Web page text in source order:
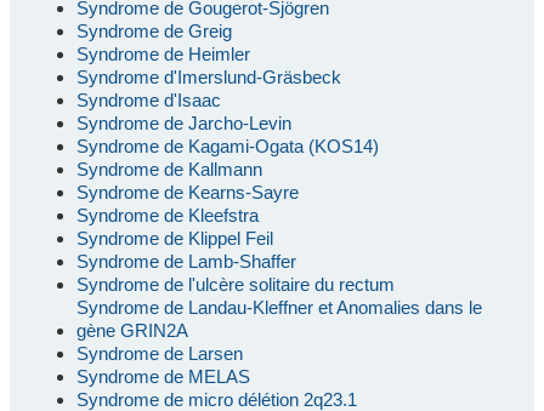
Syndrome de Gougerot-Sjögren
Syndrome de Greig
Syndrome de Heimler
Syndrome d'Imerslund-Gräsbeck
Syndrome d'Isaac
Syndrome de Jarcho-Levin
Syndrome de Kagami-Ogata (KOS14)
Syndrome de Kallmann
Syndrome de Kearns-Sayre
Syndrome de Kleefstra
Syndrome de Klippel Feil
Syndrome de Lamb-Shaffer
Syndrome de l'ulcère solitaire du rectum
Syndrome de Landau-Kleffner et Anomalies dans le
gène GRIN2A
Syndrome de Larsen
Syndrome de MELAS
Syndrome de micro délétion 2q23.1